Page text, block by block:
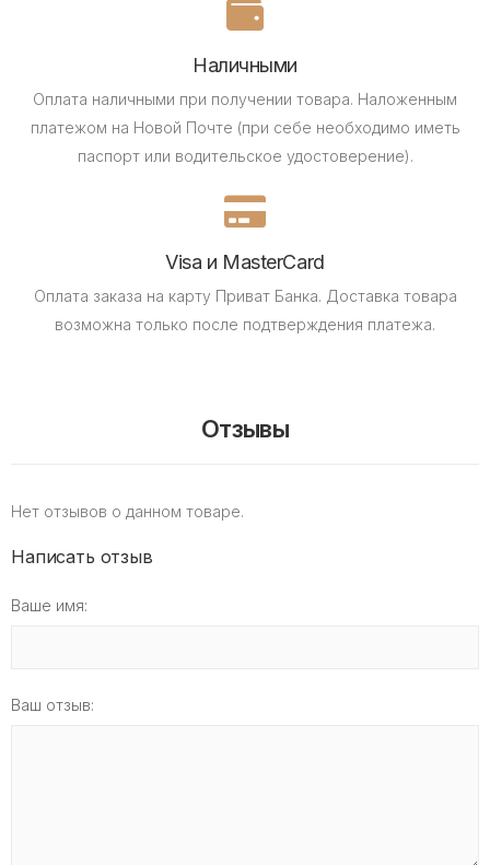
Наличными
Оплата наличными при получении товара. Наложенным
платежом на Новой Почте (при себе необходимо иметь
паспорт или водительское удостоверение).
Visa и MasterCard
Оплата заказа на карту Приват Банка. Доставка товара
возможна только после подтверждения платежа.
Отзывы
Нет отзывов о данном товаре.
Написать отзыв
Ваше имя:
Ваш отзыв: